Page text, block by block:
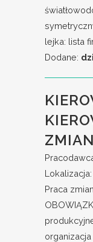
lejka: lista
Dodane:
Lokalizacja:
Praca
organizacja